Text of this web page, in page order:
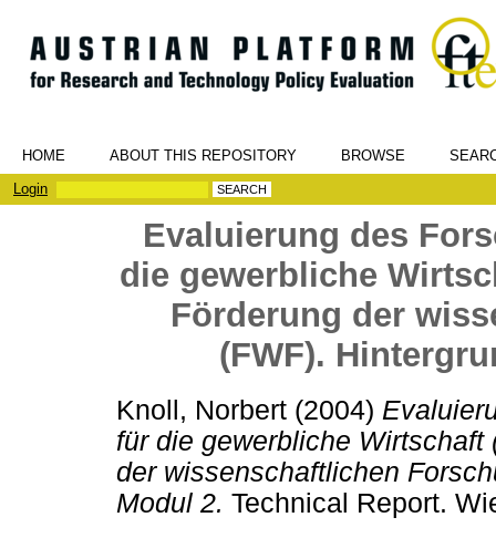
HOME ABOUT THIS REPOSITORY BROWSE
Login
Evaluierung des
die gewerbliche
Förderung der
(FWF).
Knoll, Norbert (2004)
für die gewerbliche
der wissenschaftlichen
Modul 2. Technical Report.